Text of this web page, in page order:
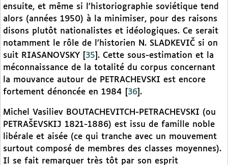
ensuite, et même si l’historiographie soviétique tend
alors (années 1950) à la minimiser, pour des raisons
disons plutôt nationalistes et idéologiques. Ce serait
notamment le rôle de l’historien N. SLADKEVIČ si on
suit RIASANOVSKY
35 . Cette sous-estimation et la
méconnaissance de la totalité du corpus concernant
la mouvance autour de PETRACHEVSKI est encore
fortement dénoncée en 1984
36 .
Michel Vasiliev BOUTACHEVITCH-PETRACHEVSKI (ou
PETRAŠEVSKIJ 1821-1886) est issu de famille noble
libérale et aisée (ce qui tranche avec un mouvement
surtout composé de membres des classes moyennes).
Il se fait remarquer très tôt par son esprit